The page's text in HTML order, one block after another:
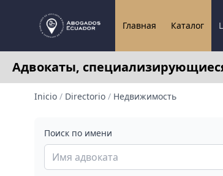
Главная Каталог
Адвокаты,
Inicio / Directorio / Недвижимость
Поиск по имени